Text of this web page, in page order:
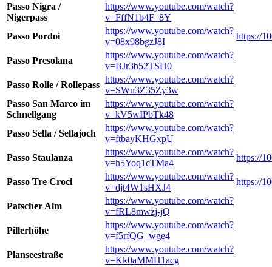
Passo Nigra /
Nigerpass
https://www.youtube.com/watch?
v=FffN1b4F_8Y
Passo Pordoi
https://www.youtube.com/watch?
v=08x98bgzJ8I
https://
Passo Presolana
https://www.youtube.com/watch?
v=BJr3b52TSH0
Passo Rolle / Rollepass
https://www.youtube.com/watch?
v=SWn3Z35Zy3w
Passo San Marco im
Schnellgang
https://www.youtube.com/watch?
v=kV5wIPbTk48
Passo Sella / Sellajoch
https://www.youtube.com/watch?
v=ftbayKHGxpU
Passo Staulanza
https://www.youtube.com/watch?
v=h5Yoq1cTMa4
https://
Passo Tre Croci
https://www.youtube.com/watch?
v=djt4W1sHXJ4
https://
Patscher Alm
https://www.youtube.com/watch?
v=fRL8mwzj-jQ
Pillerhöhe
https://www.youtube.com/watch?
v=f5rfQG_wge4
Planseestraße
https://www.youtube.com/watch?
v=Kk0aMMH1acg